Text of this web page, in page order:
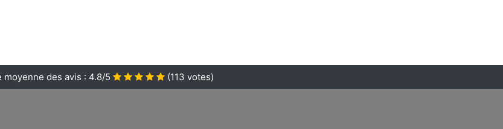
moyenne des avis : 4.8/5 (113 votes)